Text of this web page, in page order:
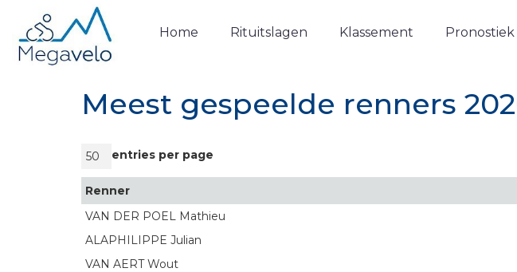
Home Rituitslagen Klassement Pronostiek
Meest gespeelde renners
entries per page
Renner
VAN DER POEL Mathieu
ALAPHILIPPE Julian
VAN AERT Wout